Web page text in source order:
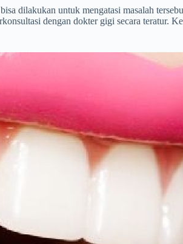
dilakukan untuk mengatasi masalah
dengan dokter gigi secara teratur.